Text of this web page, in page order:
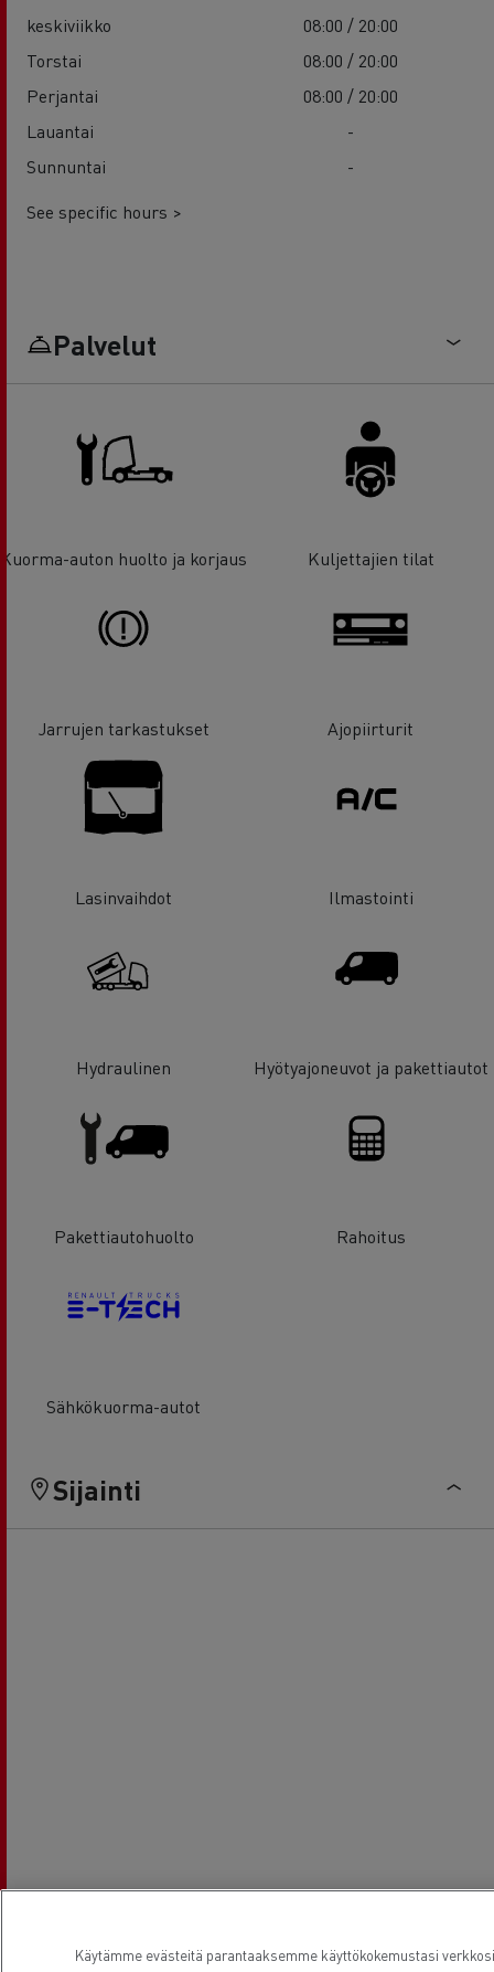
keskiviikko
08:00 / 20:00
Torstai
08:00 / 20:00
Perjantai
08:00 / 20:00
Lauantai
-
Sunnuntai
-
See specific hours >
Palvelut
Kuorma-auton huolto ja korjaus Kuljettajien tilat
Jarrujen tarkastukset Ajopiirturit
Lasinvaihdot Ilmastointi
Hydraulinen Hyötyajoneuvot ja pakettiautot
Pakettiautohuolto Rahoitus
Sähkökuorma-autot
Sijainti
Käytämme evästeitä parantaaksemme käyttökokemustasi